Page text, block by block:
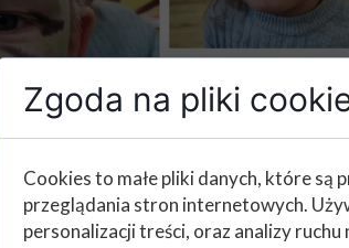
Zgoda na pliki
Cookies to małe pliki danych, które są
przeglądania stron internetowych.
personalizacji treści, oraz analizy ruchu